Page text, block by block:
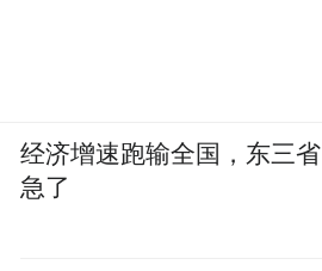
经济增速跑输全国，东三省
急了